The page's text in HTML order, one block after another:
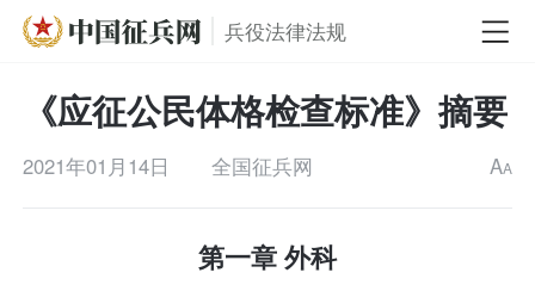
兵役法律法规
《应征公民体格检查标准》摘要
2021年01月14日 全国征兵网 AA
第一章 外科